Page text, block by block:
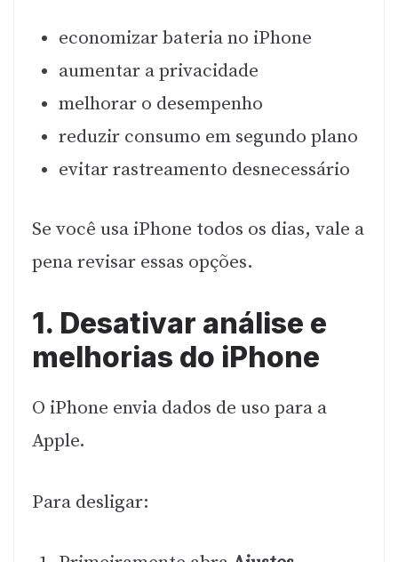
economizar bateria no iPhone
aumentar a privacidade
melhorar o desempenho
reduzir consumo em segundo plano
evitar rastreamento desnecessário
Se você usa iPhone todos os dias, vale a
pena revisar essas opções.
1. Desativar análise e
melhorias do iPhone
O iPhone envia dados de uso para a
Apple.
Para desligar: